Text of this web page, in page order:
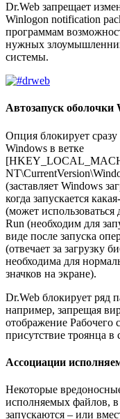
Dr.Web запрещает
Winlogon notification
программам
нужных
системы.
Автозапуск оболочки
Опция блокирует сразу
Windows в ветке
(заставляет Windows
когда запускается
(может использоваться
Run (необходим для
виде после запуска
(отвечает за загрузку
необходима для
значков на экране).
Dr.Web блокирует ряд
например, запрещая
отображение Рабочего
присутствие троянца в
Ассоциации
Некоторые
исполняемых файлов, в
запускаются – или